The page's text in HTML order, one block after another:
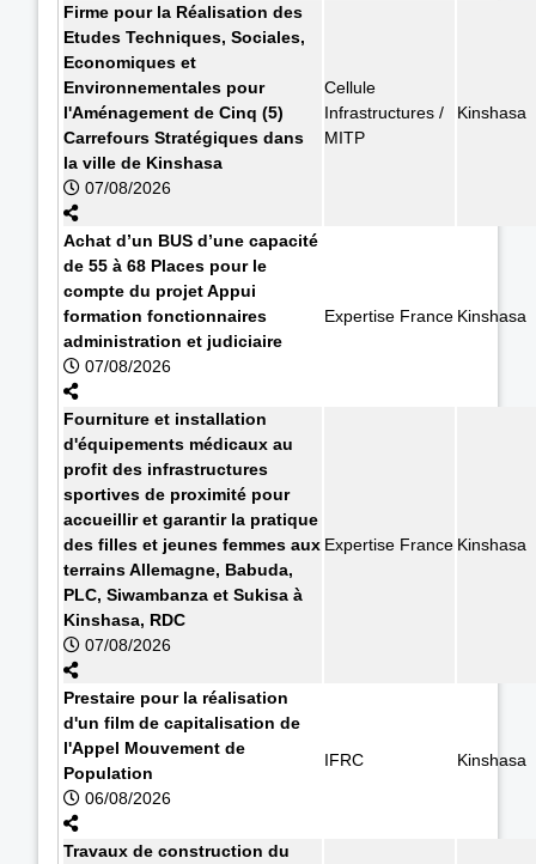
Firme pour la Réalisation des
Etudes Techniques, Sociales,
Economiques et
Environnementales pour
l'Aménagement de Cinq (5)
Carrefours Stratégiques dans
la ville de Kinshasa
07/08/2026
Cellule
Infrastructures /
MITP
Kinshasa
Achat d’un BUS d’une capacité
de 55 à 68 Places pour le
compte du projet Appui
formation fonctionnaires
administration et judiciaire
07/08/2026
Expertise France Kinshasa
Fourniture et installation
d'équipements médicaux au
profit des infrastructures
sportives de proximité pour
accueillir et garantir la pratique
des filles et jeunes femmes aux
terrains Allemagne, Babuda,
PLC, Siwambanza et Sukisa à
Kinshasa, RDC
07/08/2026
Expertise France Kinshasa
Prestaire pour la réalisation
d'un film de capitalisation de
l'Appel Mouvement de
Population
06/08/2026
IFRC Kinshasa
Travaux de construction du